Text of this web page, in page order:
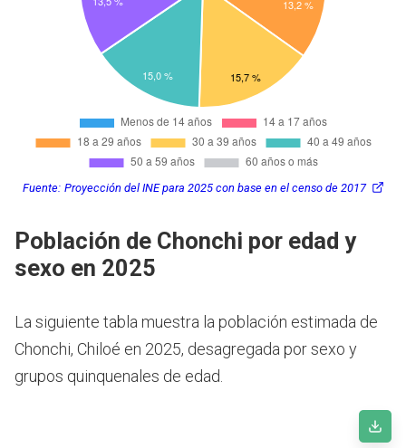
Fuente: Proyección del INE para 2025 con base en el censo de 2017
Población de Chonchi por edad y
sexo en 2025
La siguiente tabla muestra la población estimada de
Chonchi, Chiloé en 2025, desagregada por sexo y
grupos quinquenales de edad.